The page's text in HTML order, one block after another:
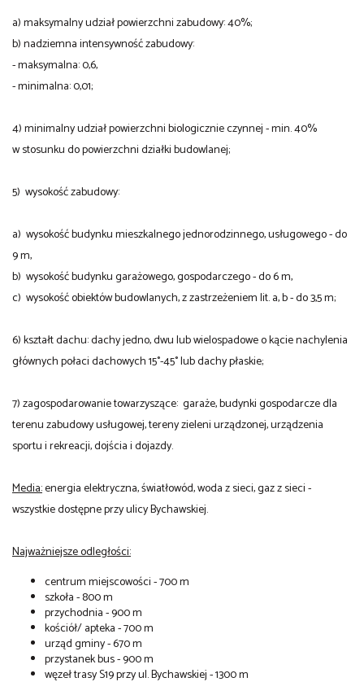
a) maksymalny udział powierzchni zabudowy: 40%;
b) nadziemna intensywność zabudowy:
- maksymalna: 0,6,
- minimalna: 0,01;
4) minimalny udział powierzchni biologicznie czynnej - min. 40%
w stosunku do powierzchni działki budowlanej;
5) wysokość zabudowy:
a) wysokość budynku mieszkalnego jednorodzinnego, usługowego - do
9 m,
b) wysokość budynku garażowego, gospodarczego - do 6 m,
c) wysokość obiektów budowlanych, z zastrzeżeniem lit. a, b - do 3,5 m;
6) kształt dachu: dachy jedno, dwu lub wielospadowe o kącie nachylenia
głównych połaci dachowych 15°-45° lub dachy płaskie;
7) zagospodarowanie towarzyszące: garaże, budynki gospodarcze dla
terenu zabudowy usługowej, tereny zieleni urządzonej, urządzenia
sportu i rekreacji, dojścia i dojazdy.
Media:energia elektryczna, światłowód, woda z sieci, gaz z sieci -
wszystkie dostępne przy ulicy Bychawskiej.
Najważniejsze odległości:
centrum miejscowości - 700 m
szkoła - 800 m
przychodnia - 900 m
kościół/ apteka - 700 m
urząd gminy - 670 m
przystanek bus - 900 m
węzeł trasy S19 przy ul. Bychawskiej - 1300 m